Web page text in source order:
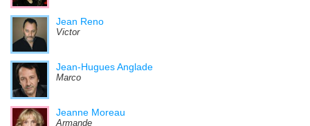
Jean Reno
Victor
Jean-Hugues Anglade
Marco
Jeanne Moreau
Armande